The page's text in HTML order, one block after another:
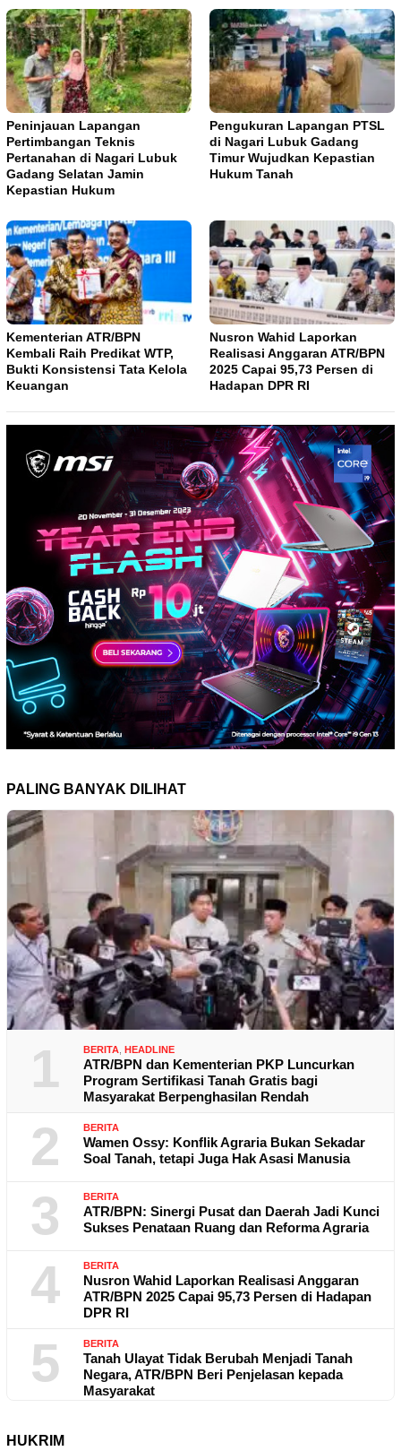
Peninjauan Lapangan
Pertimbangan Teknis
Pertanahan di Nagari Lubuk
Gadang Selatan Jamin
Kepastian Hukum
Pengukuran Lapangan PTSL
di Nagari Lubuk Gadang
Timur Wujudkan Kepastian
Hukum Tanah
Kementerian ATR/BPN
Kembali Raih Predikat WTP,
Bukti Konsistensi Tata Kelola
Keuangan
Nusron Wahid Laporkan
Realisasi Anggaran ATR/BPN
2025 Capai 95,73 Persen di
Hadapan DPR RI
PALING BANYAK DILIHAT
1 BERITA, HEADLINE
ATR/BPN dan Kementerian PKP Luncurkan
Program Sertifikasi Tanah Gratis bagi
Masyarakat Berpenghasilan Rendah
2 BERITA
Wamen Ossy: Konflik Agraria Bukan Sekadar
Soal Tanah, tetapi Juga Hak Asasi Manusia
3 BERITA
ATR/BPN: Sinergi Pusat dan Daerah Jadi Kunci
Sukses Penataan Ruang dan Reforma Agraria
4 BERITA
Nusron Wahid Laporkan Realisasi Anggaran
ATR/BPN 2025 Capai 95,73 Persen di Hadapan
DPR RI
5 BERITA
Tanah Ulayat Tidak Berubah Menjadi Tanah
Negara, ATR/BPN Beri Penjelasan kepada
Masyarakat
HUKRIM